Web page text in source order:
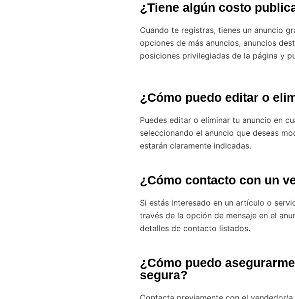
¿Tiene algún costo
Cuando te registras, tienes un anuncio
opciones de más anuncios, anuncios
posiciones privilegiadas de la página y
¿Cómo puedo editar o
Puedes editar o eliminar tu anuncio en
seleccionando el anuncio que deseas
estarán claramente indicadas.
¿Cómo contacto con un
Si estás interesado en un artículo o
través de la opción de mensaje en el
detalles de contacto listados.
¿Cómo puedo
segura?